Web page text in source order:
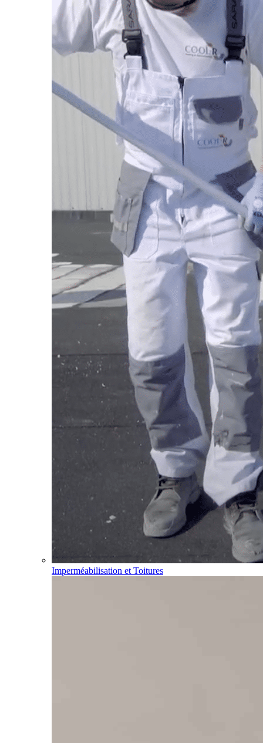
Imperméabilisation et Toitures